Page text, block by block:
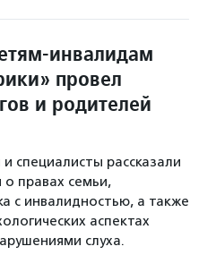
инвалидам
провел
и родителей
специалисты рассказали
правах семьи,
с инвалидностью, а также
аспектах
слуха.